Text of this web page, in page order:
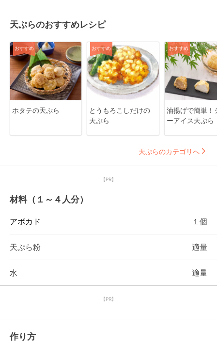
天ぷらのおすすめレシピ
おすすめ
ホタテの天ぷら
おすすめ
とうもろこしだけの
天ぷら
おすすめ
油揚げで簡単！
ーアイス天ぷら
天ぷらのカテゴリへ
【PR】
材料（１～４人分）
アボカド １個
天ぷら粉 適量
水 適量
【PR】
作り方